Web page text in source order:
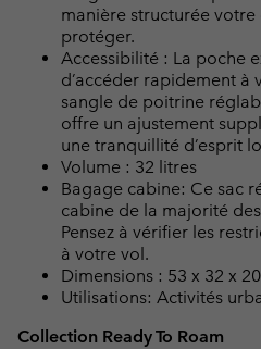
manière structurée
protéger.
Accessibilité : La poche
d’accéder rapidement à
sangle de poitrine
offre un ajustement
une tranquillité d’esprit
Volume : 32 litres
Bagage cabine: Ce sac
cabine de la majorité
Pensez à vérifier les
à votre vol.
Dimensions : 53 x 32 x
Utilisations: Activités
Collection Ready To Roam